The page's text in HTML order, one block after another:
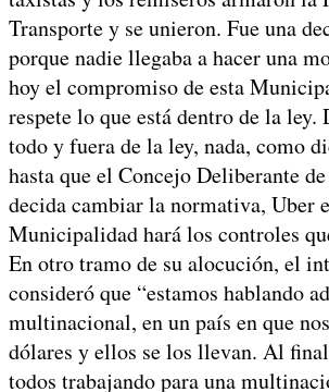
Transporte y se unieron. Fue una
porque nadie llegaba a hacer una
hoy el compromiso de esta
respete lo que está dentro de la ley.
todo y fuera de la ley, nada, como
hasta que el Concejo Deliberante
decida cambiar la normativa, Uber
Municipalidad hará los controles
En otro tramo de su alocución, el
consideró que “estamos hablando
multinacional, en un país en que
dólares y ellos se los llevan. Al
todos trabajando para una